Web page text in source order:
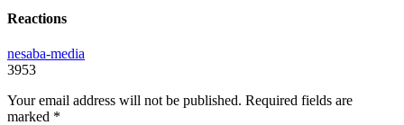
Reactions
nesaba-media
3953
Your email address will not be published. Required fields are
marked *